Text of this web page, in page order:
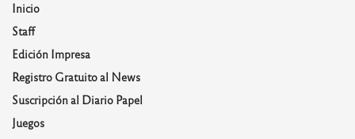
Inicio
Staff
Edición Impresa
Registro Gratuito al News
Suscripción al Diario Papel
Juegos